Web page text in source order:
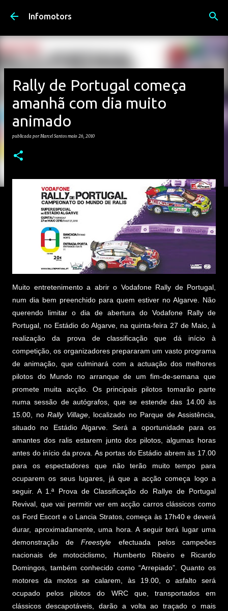
Avançar para o conteúdo principal
Infomotors
Rally de Portugal começa
amanhã com dia muito
animado
publicada porMarcel Santos maio 26, 2010
Muito entretenimento a abrir o Vodafone Rally de Portugal,
num dia bem preenchido para quem estiver no Algarve. Não
querendo limitar o dia de abertura do Vodafone Rally de
Portugal, no Estádio do Algarve, na quinta-feira 27 de Maio, à
realização da prova de classificação que dá início à
competição, os organizadores prepararam um vasto programa
de animação, que culminará com a actuação dos melhores
pilotos do Mundo no arranque de um fim-de-semana que
promete muita acção. Os principais pilotos tomarão parte
numa sessão de autógrafos, que se estende das 14.00 às
15.00, no Rally Village, localizado no Parque de Assistência,
situado no Estádio Algarve. Será a oportunidade para os
amantes dos ralis estarem junto dos pilotos, algumas horas
antes do início da prova. As portas do Estádio abrem às 17.00
para os espectadores que não terão muito tempo para
ocuparem os seus lugares, já que a acção começa logo a
seguir. A 1.ª Prova de Classificação do Rallye de Portugal
Revival, que vai permitir ver em acção carros clássicos como
os Ford Escort e o Lancia Stratos, começa às 17h40 e deverá
durar, aproximadamente, uma hora. A seguir terá lugar uma
demonstração deFreestyle efectuada pelos campeões
nacionais de motociclismo, Humberto Ribeiro e Ricardo
Domingos, também conhecido como “Arrepiado”. Quanto os
motores da motos se calarem, às 19.00, o asfalto será
ocupado pelos pilotos do WRC que, transportados em
clássicos descapotáveis, darão a volta ao traçado o mais